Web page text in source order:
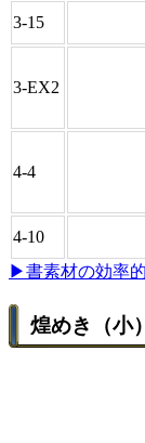
3-15
3-EX2
4-4
4-10
▶︎書素材の効率
煌めき（小